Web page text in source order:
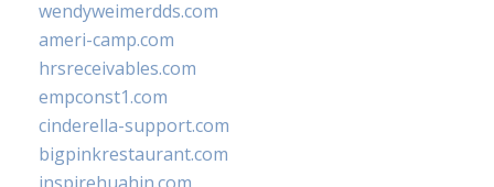
wendyweimerdds.com
ameri-camp.com
hrsreceivables.com
empconst1.com
cinderella-support.com
bigpinkrestaurant.com